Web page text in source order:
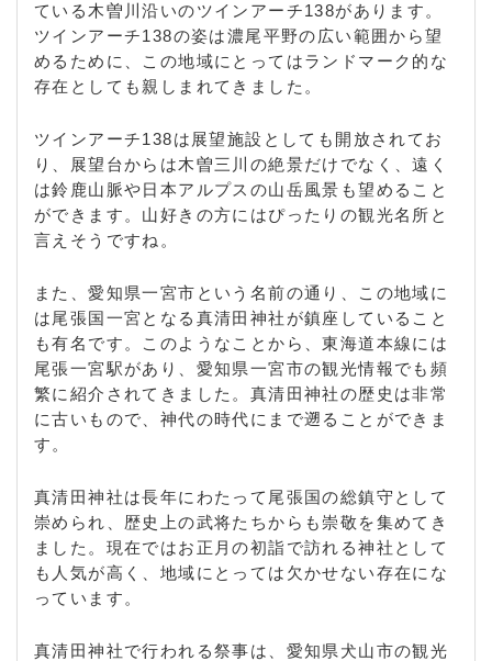
ている木曽川沿いのツインアーチ138があります。
ツインアーチ138の姿は濃尾平野の広い範囲から望
めるために、この地域にとってはランドマーク的な
存在としても親しまれてきました。
ツインアーチ138は展望施設としても開放されてお
り、展望台からは木曽三川の絶景だけでなく、遠く
は鈴鹿山脈や日本アルプスの山岳風景も望めること
ができます。山好きの方にはぴったりの観光名所と
言えそうですね。
また、愛知県一宮市という名前の通り、この地域に
は尾張国一宮となる真清田神社が鎮座していること
も有名です。このようなことから、東海道本線には
尾張一宮駅があり、愛知県一宮市の観光情報でも頻
繁に紹介されてきました。真清田神社の歴史は非常
に古いもので、神代の時代にまで遡ることができま
す。
真清田神社は長年にわたって尾張国の総鎮守として
崇められ、歴史上の武将たちからも崇敬を集めてき
ました。現在ではお正月の初詣で訪れる神社として
も人気が高く、地域にとっては欠かせない存在にな
っています。
真清田神社で行われる祭事は、愛知県犬山市の観光